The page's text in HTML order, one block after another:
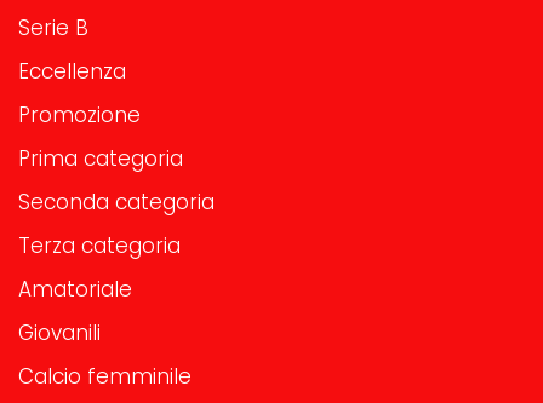
Serie B
Eccellenza
Promozione
Prima categoria
Seconda categoria
Terza categoria
Amatoriale
Giovanili
Calcio femminile